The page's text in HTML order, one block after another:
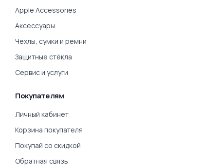
Apple Accessories
Аксессуары
Чехлы, сумки и ремни
Защитные стёкла
Сервис и услуги
Покупателям
Личный кабинет
Корзина покупателя
Покупай со скидкой
Обратная связь